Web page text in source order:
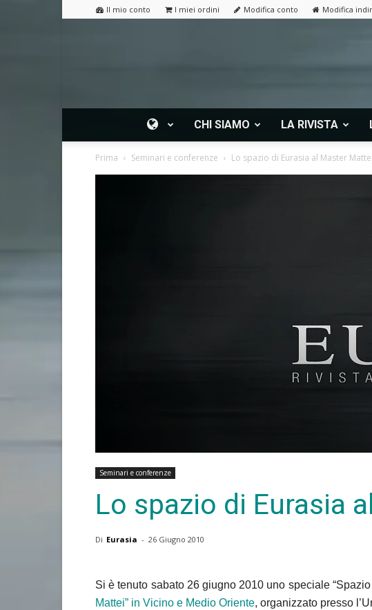
Il mio conto I miei ordini Modifica conto Modifica
CHI SIAMO LA RIVISTA
Prima Seminari e conferenze Lo spazio di Eurasia al Master Mattei
Seminari e conferenze
Lo spazio di Eurasia
Di Eurasia - 26 Giugno 2010
Si è tenuto sabato 26 giugno 2010 uno speciale “Spazio
Mattei” in Vicino e Medio Oriente, organizzato presso